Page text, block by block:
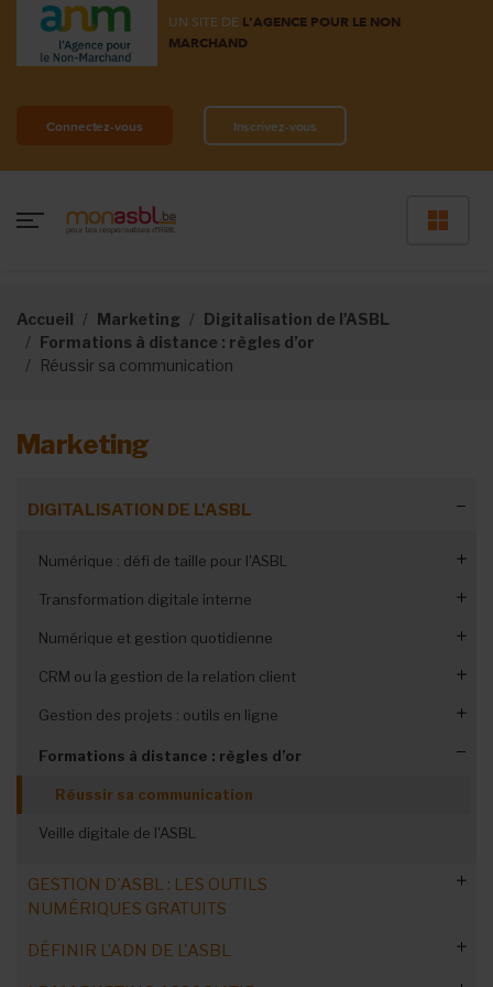
UN SITE DE L'AGENCE POUR LE NON
MARCHAND
Connectez-vous Inscrivez-vous
Accueil Marketing
Digitalisation de l'ASBL
Formations à distance : règles d’or
Réussir sa communication
Marketing
DIGITALISATION DE L'ASBL
Numérique : défi de taille pour l'ASBL
Mais pas à n’importe quel prix
Former l’équipe à la digitalisation
Réputation et e-réputation
Transformation digitale interne
Digitaliser les ressources humaines
Numérique et gestion quotidienne
Récolte de fonds en ligne
Koalect
Digitaliser la comptabilité
E-volontariat
Télétravail : plateformes de visio
Cybersécurité : conseils
CRM ou la gestion de la relation client
CRM, conseils d'expert
Gestion des projets : outils en ligne
10 outils gratuits
Formations à distance : règles d’or
Réussir sa communication
Veille digitale de l'ASBL
GESTION D'ASBL : LES OUTILS
NUMÉRIQUES GRATUITS
Utiliser l’intelligence artificielle
DÉFINIR L’ADN DE L'ASBL